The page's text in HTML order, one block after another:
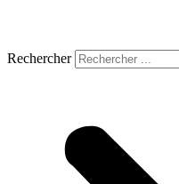
Rechercher